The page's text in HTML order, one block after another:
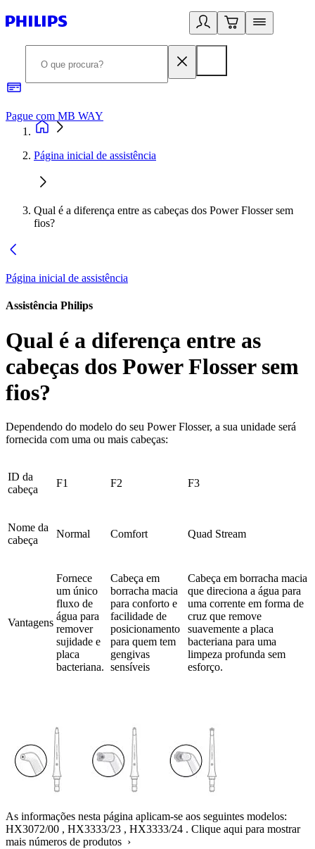
Pague com MB WAY
Página inicial de assistência
Qual é a diferença entre as cabeças dos Power Flosser sem
fios?
Página inicial de assistência
Assistência Philips
Qual é a diferença entre as
cabeças dos Power Flosser sem
fios?
Dependendo do modelo do seu Power Flosser, a sua unidade será
fornecida com uma ou mais cabeças:
ID da
cabeça
F1 F2 F3
Nome da
cabeça
Normal Comfort Quad Stream
Vantagens
Fornece
um único
fluxo de
água para
remover
sujidade e
placa
bacteriana.
Cabeça em
borracha macia
para conforto e
facilidade de
posicionamento
para quem tem
gengivas
sensíveis
Cabeça em borracha macia
que direciona a água para
uma corrente em forma de
cruz que remove
suavemente a placa
bacteriana para uma
limpeza profunda sem
esforço.
As informações nesta página aplicam-se aos seguintes modelos:
HX3072/00 , HX3333/23 , HX3333/24 . Clique aqui para mostrar
mais números de produtos ›